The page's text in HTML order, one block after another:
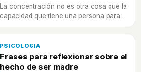
La concentración no es otra cosa que la
capacidad que tiene una persona para
PSICOLOGIA
Frases para reflexionar sobre el
hecho de ser madre